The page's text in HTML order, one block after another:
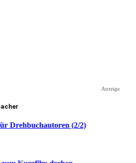
Anzeige
Drehbuchautoren (2/2)